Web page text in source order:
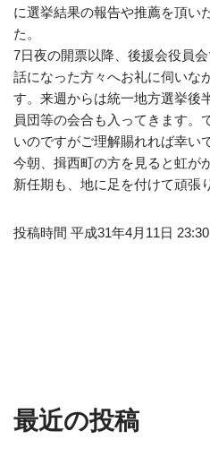
に選挙結果の報告や推薦を頂い
た。
7日夜の開票以降、後援会役員
話になった方々へお礼に伺いな
す。来週からは統一地方選挙後
員団等の会合も入ってきます。
いのですがご理解賜れれば幸い
今朝、揖西町の方を見ると虹が
新任期も、地に足を付けて頑張
投稿時間 平成31年4月11日 23:30
最近の投稿